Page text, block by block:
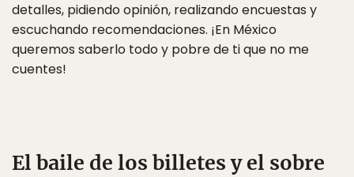
detalles, pidiendo opinión, realizando encuestas y
escuchando recomendaciones. ¡En México
queremos saberlo todo y pobre de ti que no me
cuentes!
El baile de los billetes y el sobre